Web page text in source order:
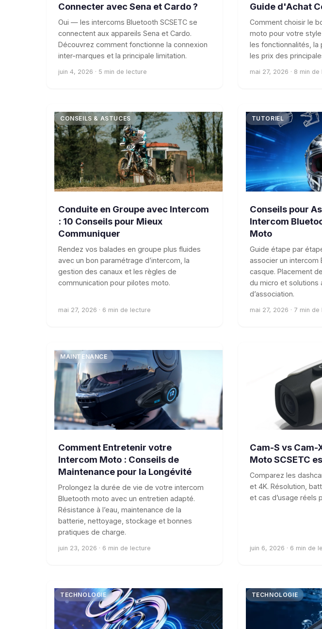
Connecter avec Sena et Cardo ?
Oui — les intercoms Bluetooth SCSETC se
connectent aux appareils Sena et Cardo.
Découvrez comment fonctionne la connexion
inter-marques et la principale limitation.
juin 4, 2026 · 5 min de lecture
Guide d'Achat
Comment choisir le
moto pour votre
les fonctionnalités, la
les prix des
mai 27, 2026 · 8 min de
CONSEILS & ASTUCES
Conduite en Groupe avec Intercom
: 10 Conseils pour Mieux
Communiquer
Rendez vos balades en groupe plus fluides
avec un bon paramétrage d’intercom, la
gestion des canaux et les règles de
communication pour pilotes moto.
mai 27, 2026 · 6 min de lecture
TUTORIEL
Conseils pour
Intercom
Moto
Guide étape par
associer un intercom
casque. Placement
du micro et solutions
d’association.
mai 27, 2026 · 7 min de
MAINTENANCE
Comment Entretenir votre
Intercom Moto : Conseils de
Maintenance pour la Longévité
Prolongez la durée de vie de votre intercom
Bluetooth moto avec un entretien adapté.
Résistance à l’eau, maintenance de la
batterie, nettoyage, stockage et bonnes
pratiques de charge.
juin 23, 2026 · 6 min de lecture
Cam-S vs Cam-
Moto SCSETC
Comparez les
et 4K. Résolution,
et cas d’usage réels
juin 6, 2026 · 6 min de
TECHNOLOGIE TECHNOLOGIE